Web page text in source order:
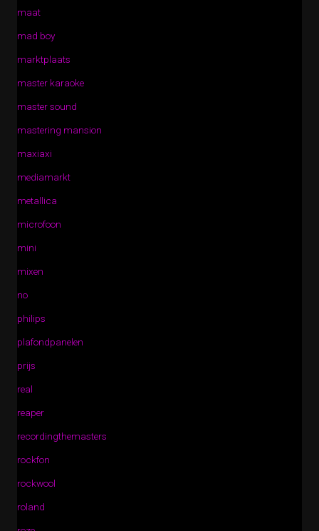
maat
mad boy
marktplaats
master karaoke
master sound
mastering mansion
maxiaxi
mediamarkt
metallica
microfoon
mini
mixen
no
philips
plafondpanelen
prijs
real
reaper
recordingthemasters
rockfon
rockwool
roland